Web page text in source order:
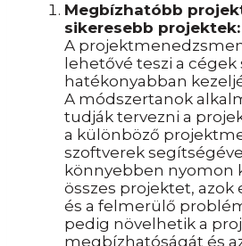
Megbízhatóbb
sikeresebb projektek:
A
lehetővé teszi a cégek
hatékonyabban
A módszertanok
tudják tervezni a
a különböző
szoftverek
könnyebben nyomon
összes projektet, azok
és a felmerülő
pedig növelhetik a
megbízhatóságát és